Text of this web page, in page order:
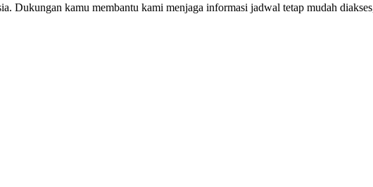
Dukungan kamu membantu kami menjaga informasi jadwal tetap mudah